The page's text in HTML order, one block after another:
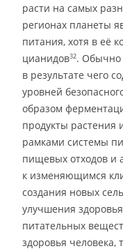
расти на самых
регионах планеты
питания, хотя в её
цианидов32. Обычно
в результате чего
уровней
образом
продукты растения
рамками системы
пищевых отходов и
к изменяющимся
создания новых
улучшения
питательных
здоровья человека,